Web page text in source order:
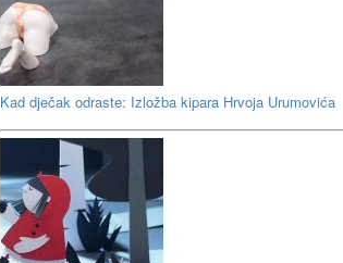
Kad dječak odraste: Izložba kipara Hrvoja Urumovića